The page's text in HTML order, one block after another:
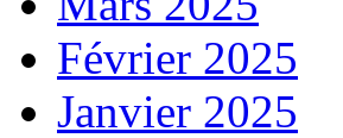
Février 2025
Janvier 2025